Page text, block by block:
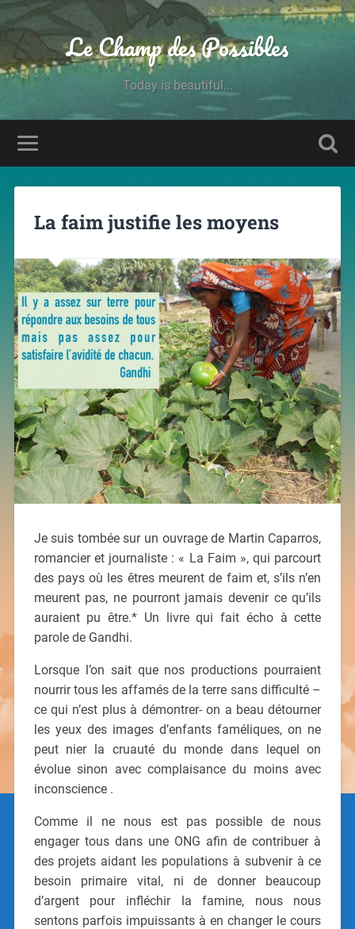
Le Champ des Possibles
Today is beautiful...
La faim justifie les moyens
Je suis tombée sur un ouvrage de Martin Caparros,
romancier et journaliste : « La Faim », qui parcourt
des pays où les êtres meurent de faim et, s’ils n’en
meurent pas, ne pourront jamais devenir ce qu’ils
auraient pu être.* Un livre qui fait écho à cette
parole de Gandhi.
Lorsque l’on sait que nos productions pourraient
nourrir tous les affamés de la terre sans difficulté –
ce qui n’est plus à démontrer- on a beau détourner
les yeux des images d’enfants faméliques, on ne
peut nier la cruauté du monde dans lequel on
évolue sinon avec complaisance du moins avec
inconscience .
Comme il ne nous est pas possible de nous
engager tous dans une ONG afin de contribuer à
des projets aidant les populations à subvenir à ce
besoin primaire vital, ni de donner beaucoup
d’argent pour infléchir la famine, nous nous
sentons parfois impuissants à en changer le cours